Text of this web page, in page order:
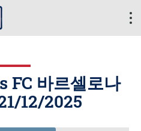
FC 바르셀로나
12/2025